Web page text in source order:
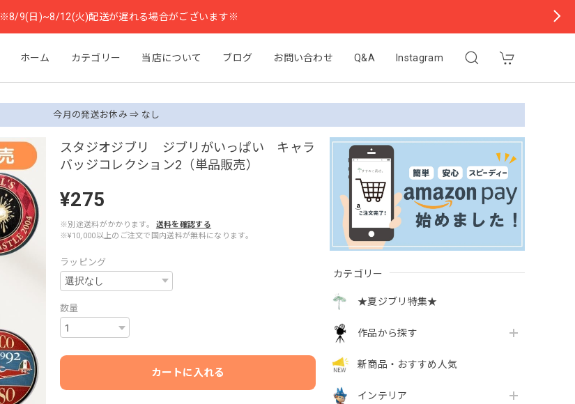
※8/9(日)~8/12(火)配送が遅れる場合がございます※
ホーム カテゴリー 当店について ブログ お問い合わせ Q&A Instagram
今月の発送お休み ⇒ なし
カテゴリー
★夏ジブリ特集★
作品から探す
新商品・おすすめ人気
インテリア
スタジオジブリ ジブリがいっぱい キャラ
バッジコレクション2（単品販売）
¥275
※別途送料がかかります。
送料を確認する
※¥10,000以上のご注文で国内送料が無料になります。
ラッピング
数量
カートに入れる